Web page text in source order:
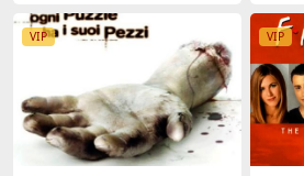
在线播放/下载][MP4/7.4GB]
[中文字幕]
超清
放/下
方中字]
VIP VIP